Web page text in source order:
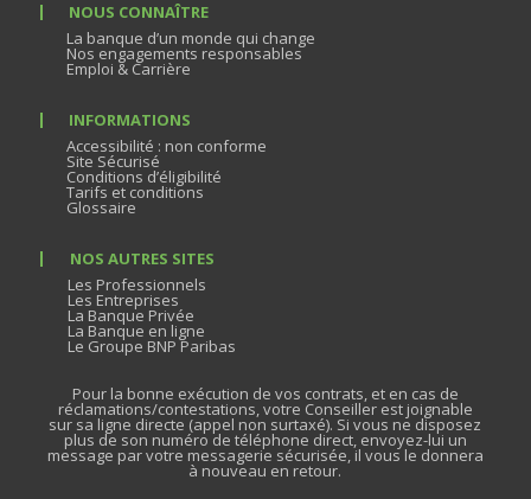
NOUS CONNAÎTRE
La banque d’un monde qui change
Nos engagements responsables
Emploi & Carrière
INFORMATIONS
Accessibilité : non conforme
Site Sécurisé
Conditions d’éligibilité
Tarifs et conditions
Glossaire
NOS AUTRES SITES
Les Professionnels
Les Entreprises
La Banque Privée
La Banque en ligne
Le Groupe BNP Paribas
Pour la bonne exécution de vos contrats, et en cas de
réclamations/contestations, votre Conseiller est joignable
sur sa ligne directe (appel non surtaxé). Si vous ne disposez
plus de son numéro de téléphone direct, envoyez-lui un
message par votre messagerie sécurisée, il vous le donnera
à nouveau en retour.